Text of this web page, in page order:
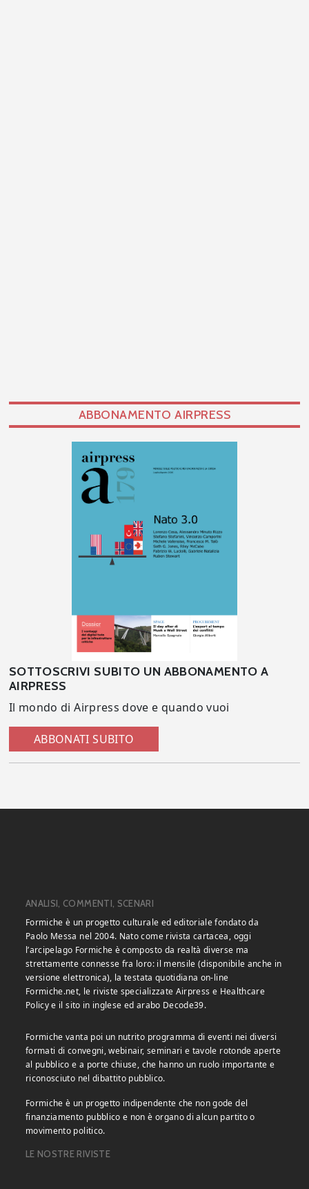
ABBONAMENTO AIRPRESS
SOTTOSCRIVI SUBITO UN ABBONAMENTO A
AIRPRESS
Il mondo di Airpress dove e quando vuoi
ABBONATI SUBITO
ANALISI, COMMENTI, SCENARI
Formiche è un progetto culturale ed editoriale fondato da
Paolo Messa nel 2004. Nato come rivista cartacea, oggi
l’arcipelago Formiche è composto da realtà diverse ma
strettamente connesse fra loro: il mensile (disponibile anche in
versione elettronica), la testata quotidiana on-line
Formiche.net, le riviste specializzate Airpress e Healthcare
Policy e il sito in inglese ed arabo Decode39.
Formiche vanta poi un nutrito programma di eventi nei diversi
formati di convegni, webinair, seminari e tavole rotonde aperte
al pubblico e a porte chiuse, che hanno un ruolo importante e
riconosciuto nel dibattito pubblico.
Formiche è un progetto indipendente che non gode del
finanziamento pubblico e non è organo di alcun partito o
movimento politico.
LE NOSTRE RIVISTE